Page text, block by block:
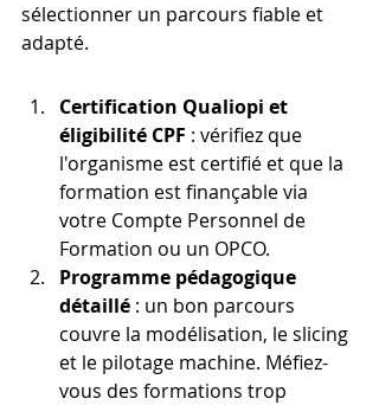
sélectionner un parcours fiable et
adapté.
Certification Qualiopi et
éligibilité CPF : vérifiez que
l'organisme est certifié et que la
formation est finançable via
votre Compte Personnel de
Formation ou un OPCO.
Programme pédagogique
détaillé : un bon parcours
couvre la modélisation, le slicing
et le pilotage machine. Méfiez-
vous des formations trop